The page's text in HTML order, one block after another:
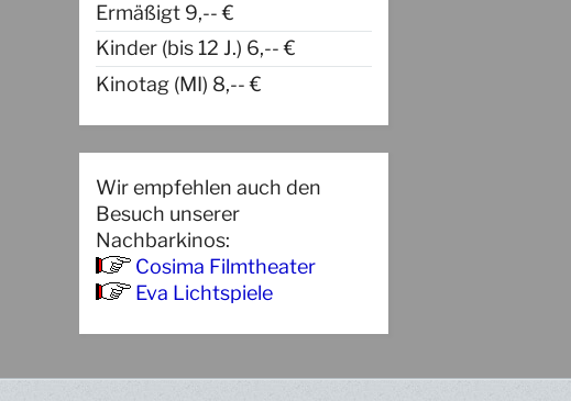
Ermäßigt 9,-- €
Kinder (bis 12 J.) 6,-- €
Kinotag (MI) 8,-- €
Wir empfehlen auch den
Besuch unserer
Nachbarkinos:
Cosima Filmtheater
Eva Lichtspiele